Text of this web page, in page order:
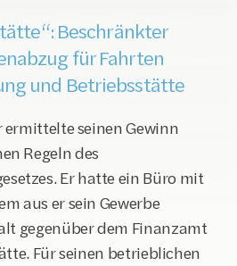
Beschränkter
für Fahrten
und Betriebsstätte
seinen Gewinn
Regeln des
Er hatte ein Büro mit
aus er sein Gewerbe
gegenüber dem Finanzamt
Für seinen betrieblichen